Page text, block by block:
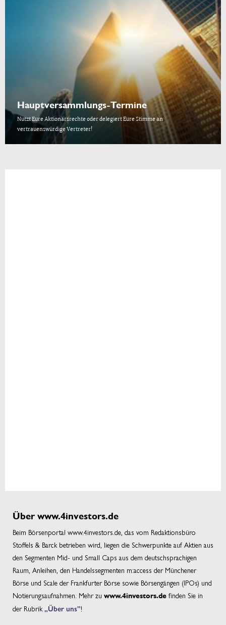
Hauptversammlungs-Termine
Nutzt Eure Aktionärsrechte oder delegiert Eure Stimme an
vertrauenswürdige Vertreter!
Über www.4investors.de
Beim Börsenportal www.4investors.de, das vom Redaktionsbüro
Stoffels & Barck betrieben wird, liegen die Schwerpunkte auf Aktien aus
den Segmenten Mid- und Small Caps aus dem deutschsprachigen
Raum, Anleihen, den Handelssegmenten m:access der Münchener
Börse und Scale der Frankfurter Börse sowie Börsengängen (IPOs) und
Notierungsaufnahmen. Mehr zu www.4investors.de finden Sie in
der Rubrik „Über uns”!